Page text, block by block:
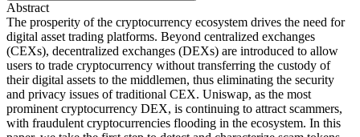
Abstract
The prosperity of the cryptocurrency ecosystem drives the need for
digital asset trading platforms. Beyond centralized exchanges
(CEXs), decentralized exchanges (DEXs) are introduced to allow
users to trade cryptocurrency without transferring the custody of
their digital assets to the middlemen, thus eliminating the security
and privacy issues of traditional CEX. Uniswap, as the most
prominent cryptocurrency DEX, is continuing to attract scammers,
with fraudulent cryptocurrencies flooding in the ecosystem. In this